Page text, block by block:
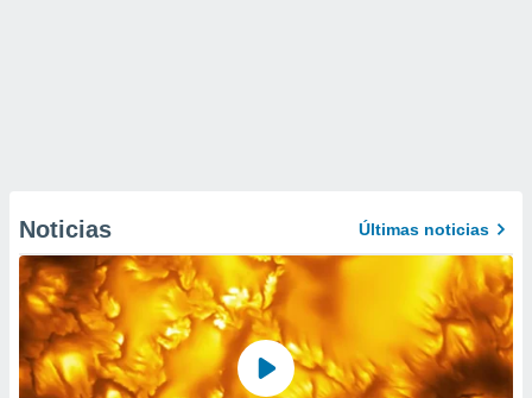
Noticias Últimas noticias